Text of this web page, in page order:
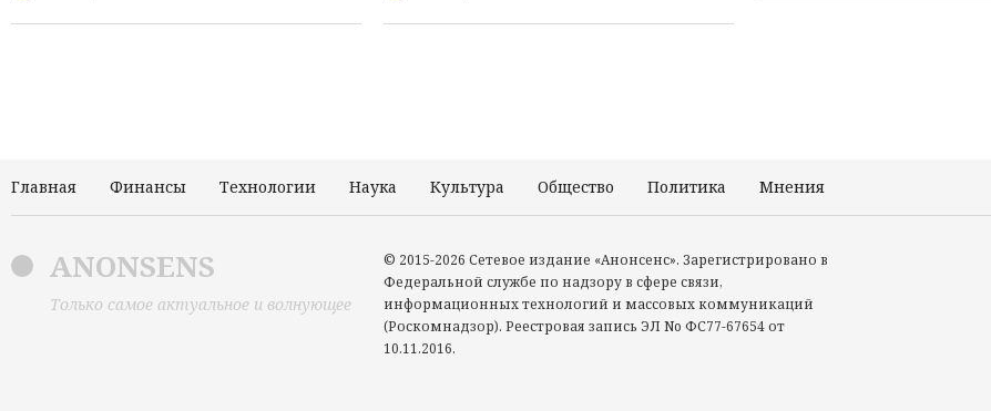
Главная Финансы Технологии Наука Культура Общество Политика Мнения
ANONSENS
Только самое актуальное и волнующее
© 2015-2026 Сетевое издание «Анонсенс». Зарегистрировано в
Федеральной службе по надзору в сфере связи,
информационных технологий и массовых коммуникаций
(Роскомнадзор). Реестровая запись ЭЛ No ФС77-67654 от
10.11.2016.